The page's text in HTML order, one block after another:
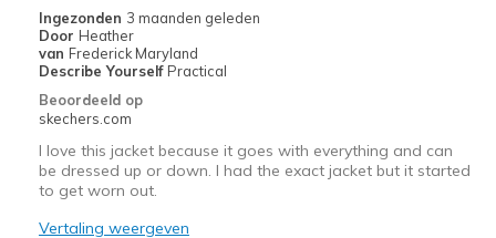
Going Out
Travel
Width
Sizing
Feels true to size
Ingezonden 3 maanden geleden
Door Heather
van Frederick Maryland
Describe Yourself Practical
Beoordeeld op
skechers.com
I love this jacket because it goes with everything and can
be dressed up or down. I had the exact jacket but it started
to get worn out.
Vertaling weergeven